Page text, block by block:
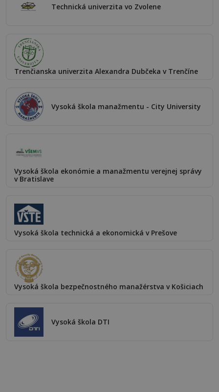
Technická univerzita vo Zvolene
Trenčianska univerzita Alexandra Dubčeka v Trenčíne
Vysoká škola manažmentu - City University
Vysoká škola ekonómie a manažmentu verejnej správy
v Bratislave
Vysoká škola technická a ekonomická v Prešove
Vysoká škola bezpečnostného manažérstva v Košiciach
Vysoká škola DTI